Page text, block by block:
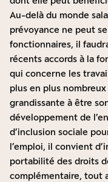
Au-delà du monde
prévoyance ne peut
fonctionnaires, il
récents accords à la
qui concerne les
plus en plus
grandissante à être
développement de
d’inclusion sociale
l’emploi, il convient
portabilité des droits
complémentaire, tout